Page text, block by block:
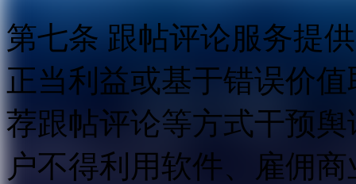
第七条 跟帖评论服务提
正当利益或基于错误价
荐跟帖评论等方式干预
户不得利用软件、雇佣